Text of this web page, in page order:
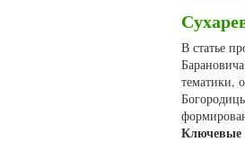
В статье
тематики,
Ключевые